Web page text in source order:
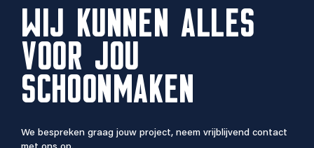
WIJ KUNNEN ALLES
VOOR JOU
SCHOONMAKEN
We bespreken graag jouw project, neem vrijblijvend contact